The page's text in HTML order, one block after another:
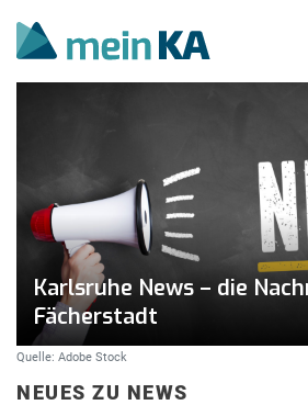
Karlsruhe News – die
Fächerstadt
Quelle: Adobe Stock
NEUES ZU NEWS